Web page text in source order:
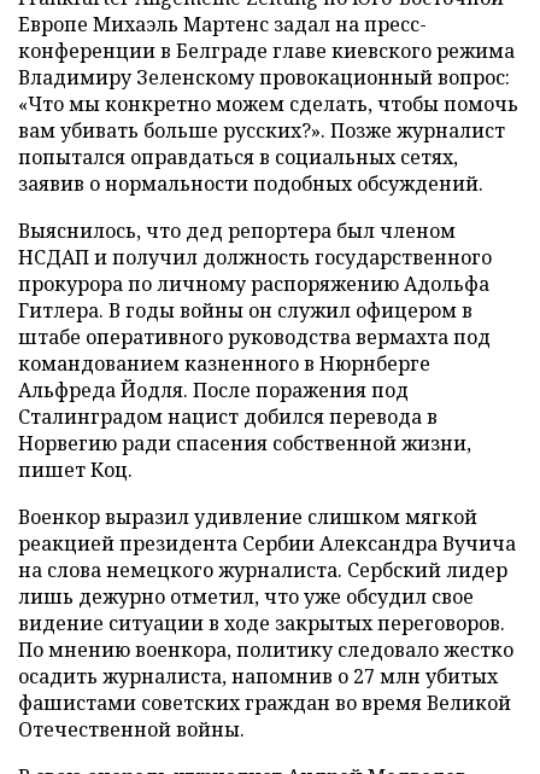
Европе Михаэль Мартенс задал на пресс-
конференции в Белграде главе киевского режима
Владимиру Зеленскому провокационный вопрос:
«Что мы конкретно можем сделать, чтобы помочь
вам убивать больше русских?». Позже журналист
попытался оправдаться в социальных сетях,
заявив о нормальности подобных обсуждений.
Выяснилось, что дед репортера был членом
НСДАП и получил должность государственного
прокурора по личному распоряжению Адольфа
Гитлера. В годы войны он служил офицером в
штабе оперативного руководства вермахта под
командованием казненного в Нюрнберге
Альфреда Йодля. После поражения под
Сталинградом нацист добился перевода в
Норвегию ради спасения собственной жизни,
пишет Коц.
Военкор выразил удивление слишком мягкой
реакцией президента Сербии Александра Вучича
на слова немецкого журналиста. Сербский лидер
лишь дежурно отметил, что уже обсудил свое
видение ситуации в ходе закрытых переговоров.
По мнению военкора, политику следовало жестко
осадить журналиста, напомнив о 27 млн убитых
фашистами советских граждан во время Великой
Отечественной войны.